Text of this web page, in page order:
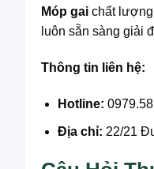
Móp gai chất
luôn sẵn sàng giải
Thông tin liên hệ:
Hotline:
Địa chỉ: 22/21